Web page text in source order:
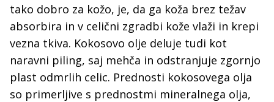
tako dobro za kožo, je, da ga koža brez težav
absorbira in v celični zgradbi kože vlaži in krepi
vezna tkiva. Kokosovo olje deluje tudi kot
naravni piling, saj mehča in odstranjuje zgornjo
plast odmrlih celic. Prednosti kokosovega olja
so primerljive s prednostmi mineralnega olja,